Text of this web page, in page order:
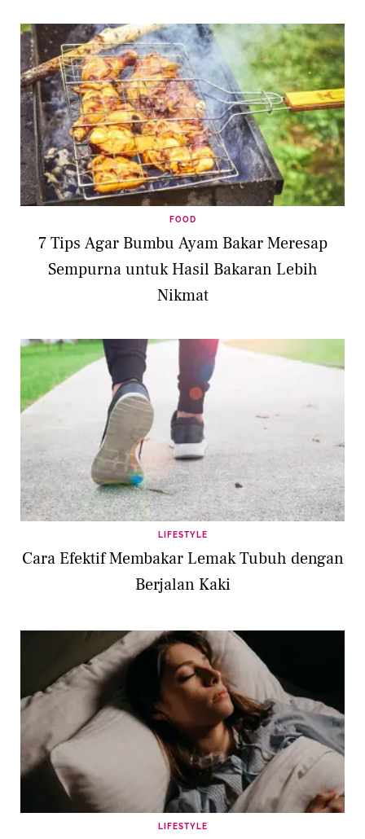
FOOD
7 Tips Agar Bumbu Ayam Bakar Meresap
Sempurna untuk Hasil Bakaran Lebih
Nikmat
LIFESTYLE
Cara Efektif Membakar Lemak Tubuh dengan
Berjalan Kaki
LIFESTYLE